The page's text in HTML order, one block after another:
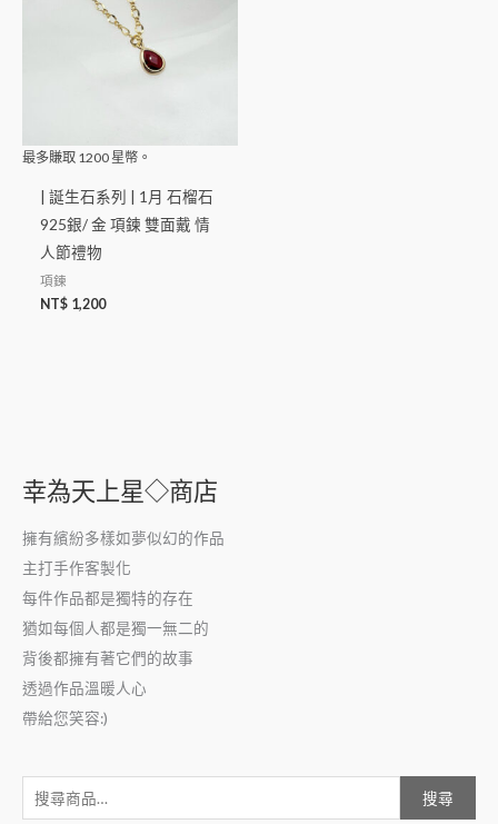
幸為天上星◇商店
擁有繽紛多樣如夢似幻的作品
主打手作客製化
每件作品都是獨特的存在
猶如每個人都是獨一無二的
背後都擁有著它們的故事
透過作品溫暖人心
帶給您笑容:)
搜尋
最多賺取 1200 星幣。
| 誕生石系列 | 1月 石榴石
925銀/ 金 項鍊 雙面戴 情
人節禮物
項鍊
NT$ 1,200